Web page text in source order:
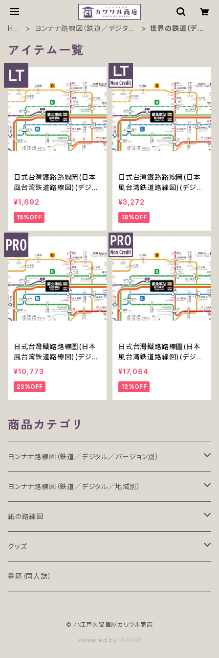
HO
ヨンナナ路線図（鉄道／デジタル
世界の鉄道（デジ
アイテム一覧
日式台灣鐵路路線圖(日本
風台湾鉄道路線図)(デジタ
ル版／LT)
¥1,692
15%OFF
日式台灣鐵路路線圖(日本
風台湾鉄道路線図)(デジタ
ル版／LT-NC)
¥3,272
18%OFF
日式台灣鐵路路線圖(日本
風台湾鉄道路線図)(デジタ
ル版／PRO)
¥10,773
23%OFF
日式台灣鐵路路線圖(日本
風台湾鉄道路線図)(デジタ
ル版／PRO-NC)
¥17,064
12%OFF
商品カテゴリ
ヨンナナ路線図（鉄道／デジタル／バージョン別）
LT（ライト）
LT-NC（ライト／ノンクレジット版）
PRO（プロ）
PRO-NC（プロ／ノンクレジット版）
ヨンナナ路線図（鉄道／デジタル／地域別）
北海道・東北地方の鉄道（デジタル）
関東地方の鉄道（デジタル）
中部地方の鉄道（デジタル）
紙の路線図
鉄道路線図
高速道路案内図
グッズ
文具（クリアファイル）
書籍（同人誌）
© 小江戸久留里屋カワツル商店
Powered by